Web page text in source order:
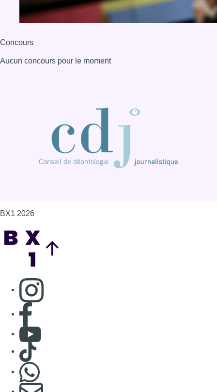
Concours
Aucun concours pour le moment
BX1 2026
Consulter page Instagram
Consulter page Facebook
Consulter Youtube
Consulter TikTok
S'abonner à notre newsletter